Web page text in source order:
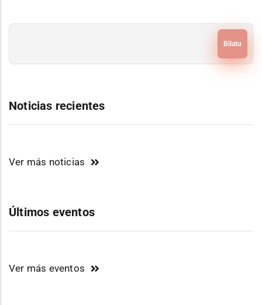
Noticias recientes
Ver más noticias
Últimos eventos
Ver más eventos